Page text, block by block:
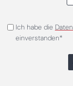
Ich habe die
einverstanden*